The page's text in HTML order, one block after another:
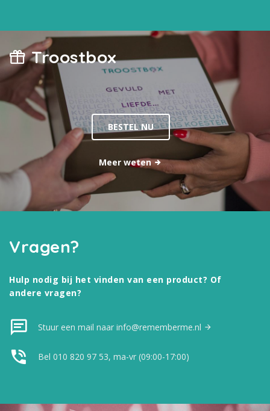
Troostbox
BESTEL NU
Meer weten
Vragen?
Hulp nodig bij het vinden van een product? Of
andere vragen?
Stuur een mail naar info@rememberme.nl
Bel 010 820 97 53, ma-vr (09:00-17:00)